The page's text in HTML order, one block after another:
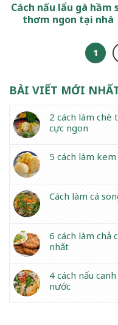
Cách nấu lẩu gà hầm
thơm ngon tại nhà
1
BÀI VIẾT MỚI
2 cách làm chè
cực ngon
5 cách làm
Cách làm cá
6 cách làm chả
nhất
4 cách nấu
nước